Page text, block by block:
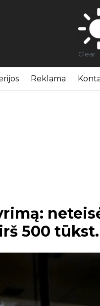
Clear
Reklama
500